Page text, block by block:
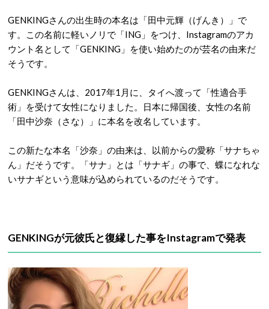
GENKINGさんの出生時の本名は「田中元輝（げんき）」で
す。この名前に軽いノリで「ING」をつけ、Instagramのアカ
ウント名として「GENKING」を使い始めたのが芸名の由来だ
そうです。
GENKINGさんは、2017年1月に、タイへ渡って「性適合手
術」を受けて女性になりました。日本に帰国後、女性の名前
「田中沙奈（さな）」に本名を改名しています。
この新たな本名「沙奈」の由来は、以前からの愛称「サナちゃ
ん」だそうです。「サナ」とは「サナギ」の事で、蝶になれな
いサナギという意味が込められているのだそうです。
GENKINGが元彼氏と復縁した事をInstagramで発表